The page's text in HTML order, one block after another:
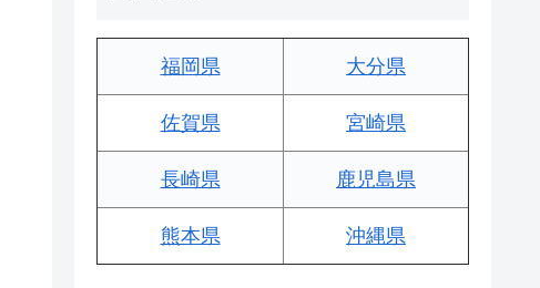
福岡県 大分県
佐賀県 宮崎県
長崎県 鹿児島県
熊本県 沖縄県